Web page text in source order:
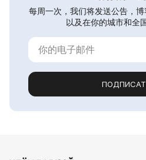
每周一次，我们将发送公告，博
以及在你的城市和全